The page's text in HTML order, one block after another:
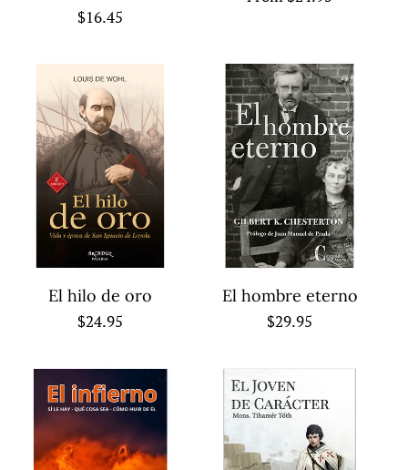
Regular
$16.45
El hilo de oro
Regular
$24.95
El hombre eterno
Regular
$29.95